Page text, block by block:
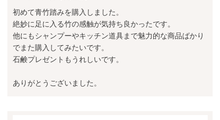
初めて青竹踏みを購入しました。
絶妙に足に入る竹の感触が気持ち良かったです。
他にもシャンプーやキッチン道具まで魅力的な商品ばかり
でまた購入してみたいです。
石鹸プレゼントもうれしいです。
ありがとうございました。